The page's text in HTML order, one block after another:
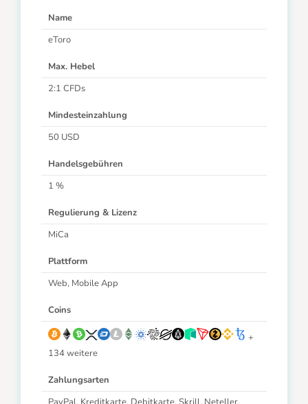
Name
eToro
Max. Hebel
2:1 CFDs
Mindesteinzahlung
50 USD
Handelsgebühren
1 %
Regulierung & Lizenz
MiCa
Plattform
Web, Mobile App
Coins
+
134 weitere
Zahlungsarten